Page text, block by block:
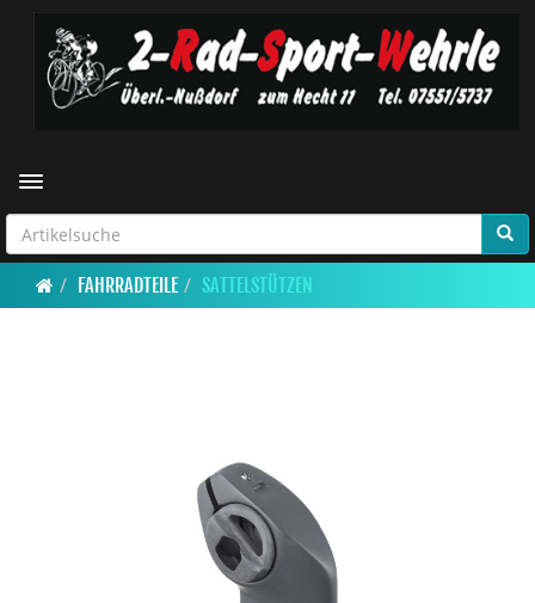
Toggle navigation
FAHRRADTEILE SATTELSTÜTZEN